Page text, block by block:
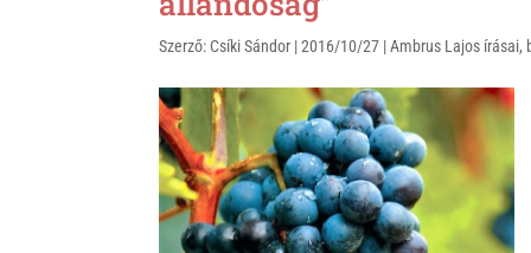
Szerző: Csíki Sándor |2016/10/27 |Ambrus Lajos írásai,